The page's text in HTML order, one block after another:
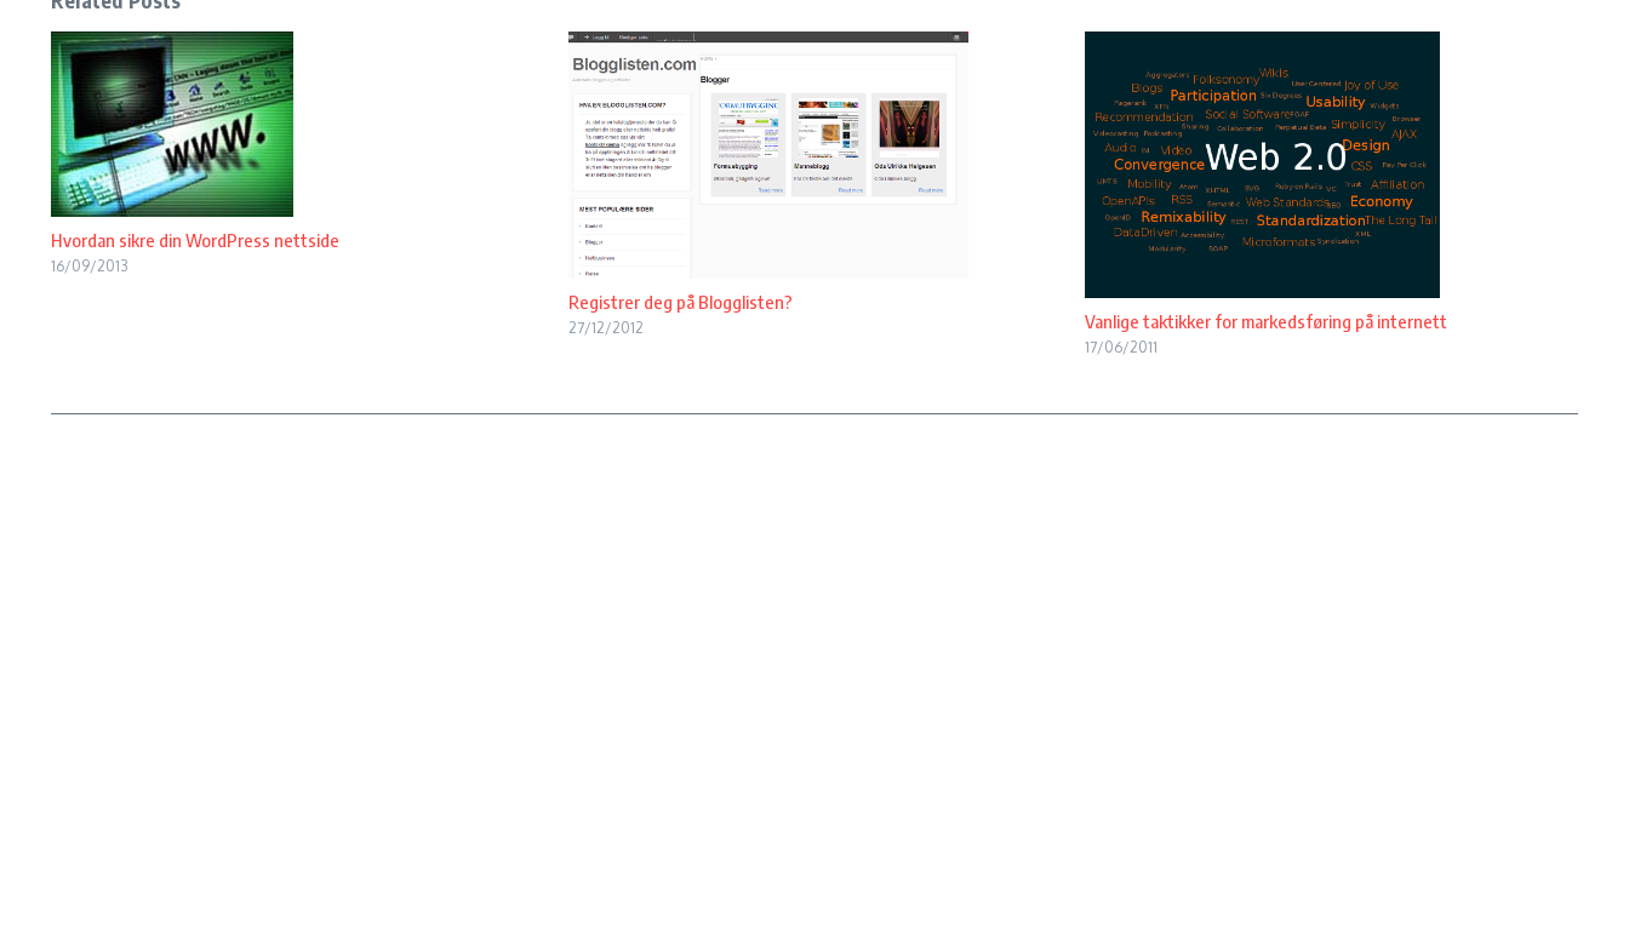
Hvordan sikre din WordPress nettside
16/09/2013
Registrer deg på Blogglisten?
27/12/2012 Vanlige taktikker for markedsføring på internett
17/06/2011